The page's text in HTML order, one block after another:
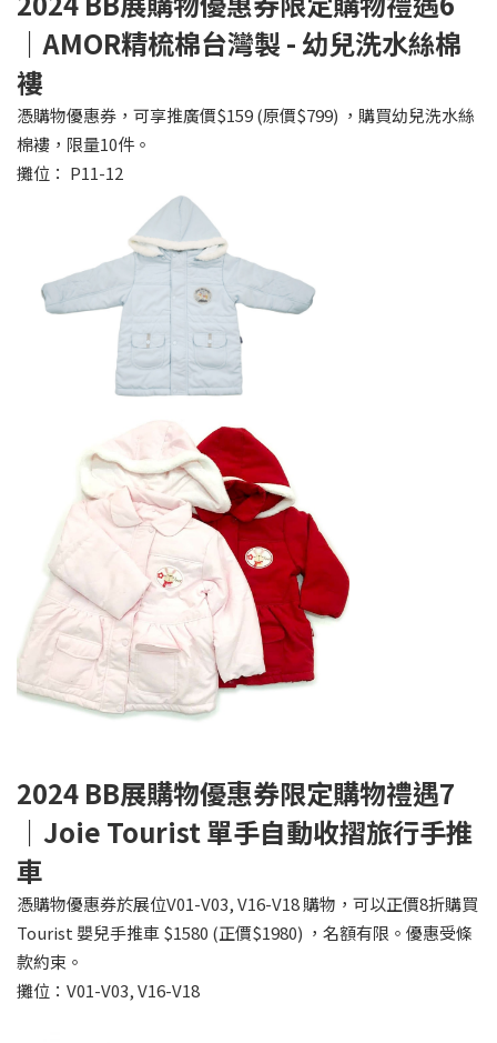
｜AMOR精梳棉台灣製 - 幼兒洗水絲棉
褸
憑購物優惠券，可享推廣價$159 (原價$799) ，購買幼兒洗水絲
棉褸，限量10件。
攤位： P11-12
2024 BB展購物優惠券限定購物禮遇7
｜Joie Tourist 單手自動收摺旅行手推
車
憑購物優惠券於展位V01-V03, V16-V18 購物，可以正價8折購買
Tourist 嬰兒手推車 $1580 (正價$1980) ，名額有限。優惠受條
款約束。
攤位：V01-V03, V16-V18